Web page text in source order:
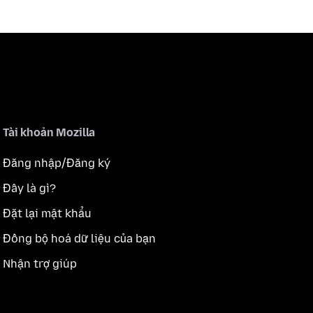
Tài khoản Mozilla
Đăng nhập/Đăng ký
Đây là gì?
Đặt lại mật khẩu
Đồng bộ hoá dữ liệu của bạn
Nhận trợ giúp